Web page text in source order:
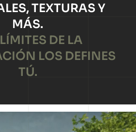
TEXTURAS Y
MÁS.
DE LA
LOS DEFINES
TÚ.